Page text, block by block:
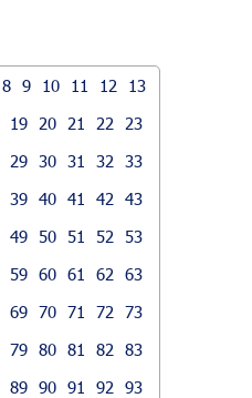
8 9 10 11 12
13
19 20 21 22
23
29 30 31 32
33
39 40 41 42
43
49 50 51 52
53
59 60 61 62
63
69 70 71 72
73
79 80 81 82
83
89 90 91 92
93